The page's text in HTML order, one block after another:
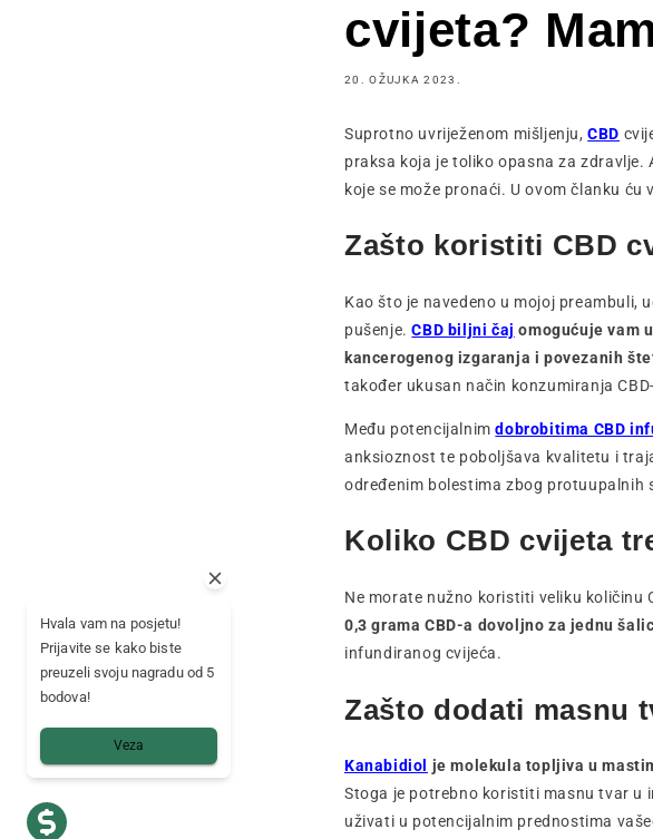
cvijeta?
20. OŽUJKA 2023.
Suprotno uvriježenom mišljenju,CBD
praksa koja je toliko opasna za zdravlje.
koje se može pronaći. U ovom članku ću
Zašto koristiti CBD
Kao što je navedeno u mojoj preambuli,
pušenje.CBD biljni čaj omogućuje vam
kancerogenog izgaranja i povezanih
također ukusan način konzumiranja
Među potencijalnimdobrobitima CBD
anksioznost te poboljšava kvalitetu i
određenim bolestima zbog protuupalnih
Koliko CBD cvijeta
Ne morate nužno koristiti veliku količinu
0,3 grama CBD-a dovoljno za jednu
infundiranog cvijeća.
Zašto dodati masnu
Kanabidiol je molekula topljiva u
Stoga je potrebno koristiti masnu tvar u
uživati u potencijalnim prednostima
Hvala vam na posjetu!
Prijavite se kako biste
preuzeli svoju nagradu od 5
bodova!
Veza